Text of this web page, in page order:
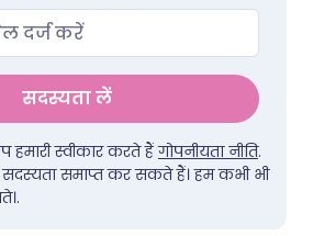
सदस्यता लें
स्वीकार करते हैंगोपनीयता नीति.
समाप्त कर सकते हैं। हम कभी भी